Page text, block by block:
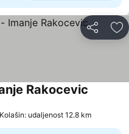
Deli
Rakocevic
udaljenost 12.8 km